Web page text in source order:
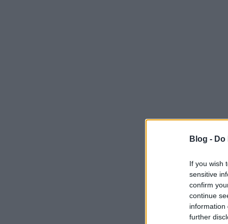
Blog -
If you wish
sensitive
confirm
continue
information
further